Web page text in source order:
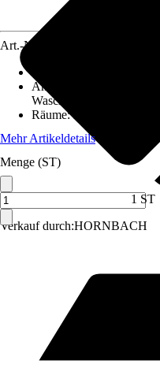
Verkauf durch:HORNBACH
Art.-Nr.
Anwendungsbereich
Waschtisch, WC
Räume: Badezimmer,
Mehr Artikeldetails
Menge (ST)
1 ST